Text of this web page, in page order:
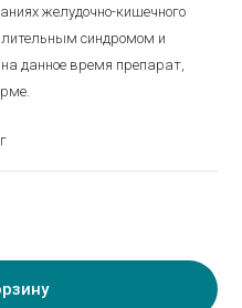
желудочно-кишечного
синдромом и
данное время препарат,